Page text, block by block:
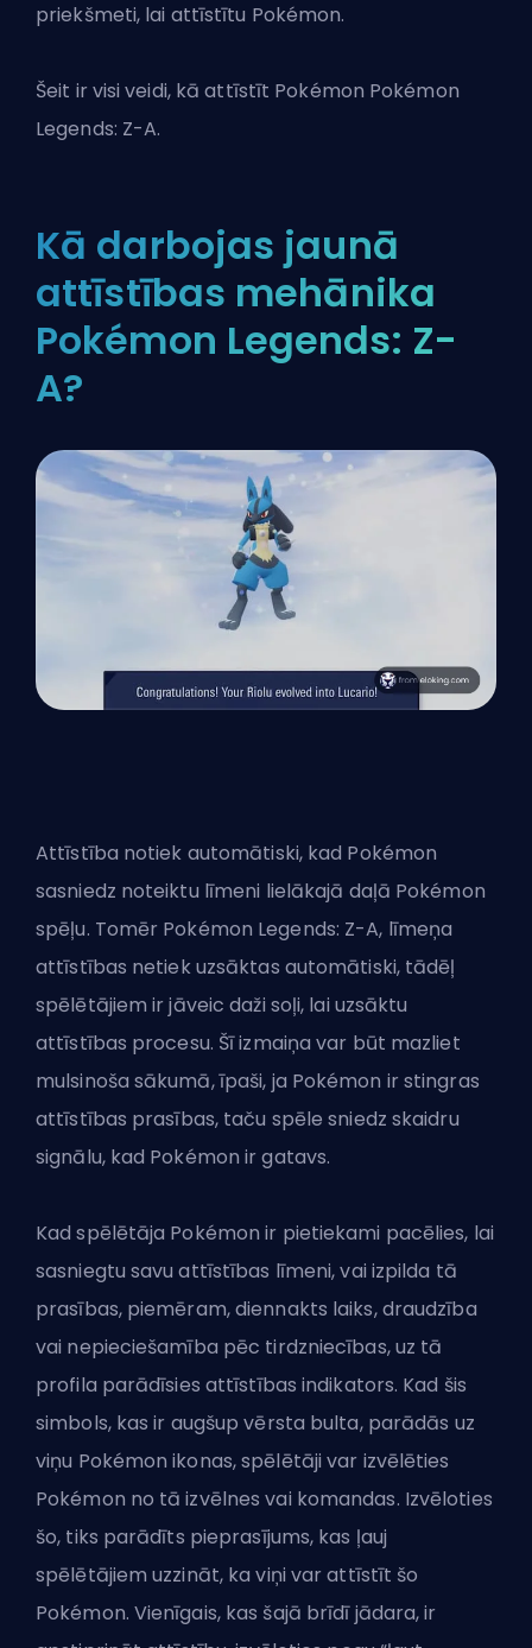
priekšmeti, lai attīstītu Pokémon.
Šeit ir visi veidi, kā attīstīt Pokémon Pokémon
Legends: Z-A.
Kā darbojas jaunā
attīstības mehānika
Pokémon Legends: Z-
A?
Attīstība notiek automātiski, kad Pokémon
sasniedz noteiktu līmeni lielākajā daļā Pokémon
spēļu. Tomēr Pokémon Legends: Z-A, līmeņa
attīstības netiek uzsāktas automātiski, tādēļ
spēlētājiem ir jāveic daži soļi, lai uzsāktu
attīstības procesu. Šī izmaiņa var būt mazliet
mulsinoša sākumā, īpaši, ja Pokémon ir stingras
attīstības prasības, taču spēle sniedz skaidru
signālu, kad Pokémon ir gatavs.
Kad spēlētāja Pokémon ir pietiekami pacēlies, lai
sasniegtu savu attīstības līmeni, vai izpilda tā
prasības, piemēram, diennakts laiks, draudzība
vai nepieciešamība pēc tirdzniecības, uz tā
profila parādīsies attīstības indikators. Kad šis
simbols, kas ir augšup vērsta bulta, parādās uz
viņu Pokémon ikonas, spēlētāji var izvēlēties
Pokémon no tā izvēlnes vai komandas. Izvēloties
šo, tiks parādīts pieprasījums, kas ļauj
spēlētājiem uzzināt, ka viņi var attīstīt šo
Pokémon. Vienīgais, kas šajā brīdī jādara, ir